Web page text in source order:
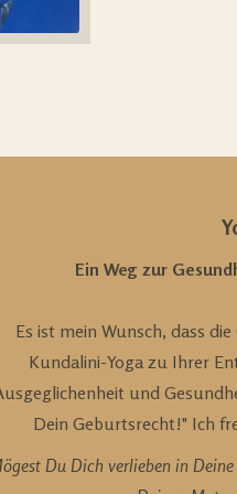
Ein Weg zur
Es ist mein Wunsch, dass
Kundalini-Yoga zu Ihrer
und
Dein Geburtsrecht!" Ich
Du Dich verlieben in